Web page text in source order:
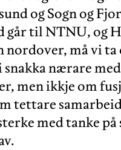
og Sogn og
går til NTNU, og
nordover, må vi
nærare
men ikkje om
tettare
med tanke på